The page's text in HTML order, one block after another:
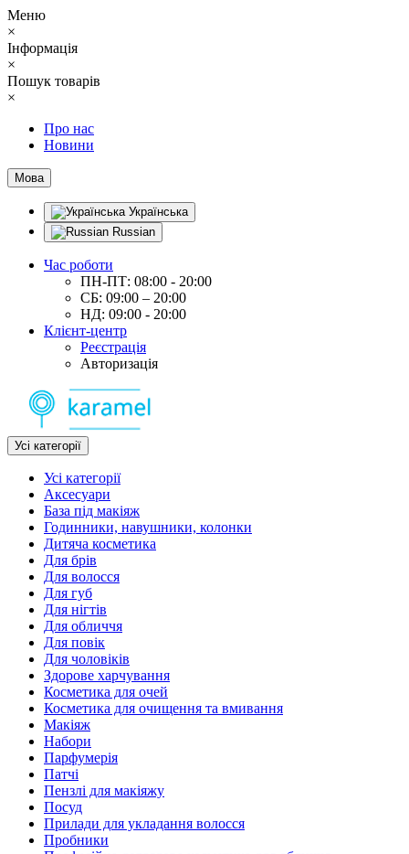
Меню
×
Інформація
×
Пошук товарів
×
Про нас
Новини
Мова
Українська
Russian
Час роботи
ПН-ПТ: 08:00 - 20:00
СБ: 09:00 – 20:00
НД: 09:00 - 20:00
Клієнт-центр
Реєстрація
Авторизація
Усі категорії
Усі категорії
Аксесуари
База під макіяж
Годинники, навушники, колонки
Дитяча косметика
Для брів
Для волосся
Для губ
Для нігтів
Для обличчя
Для повік
Для чоловіків
Здорове харчування
Косметика для очей
Косметика для очищення та вмивання
Макіяж
Набори
Парфумерія
Патчі
Пензлі для макіяжу
Посуд
Прилади для укладання волосся
Пробники